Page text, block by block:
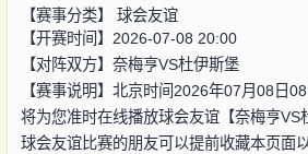
【赛事分类】 球会友谊
【开赛时间】2026-07-08 20:00
【对阵双方】 奈梅亨VS杜伊斯堡
【赛事说明】北京时间2026年07月08日
将为您准时在线播放球会友谊【奈梅亨VS
球会友谊比赛的朋友可以提前收藏本页面